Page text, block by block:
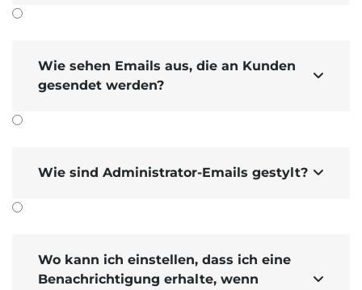
Wie sehen Emails aus, die an Kunden
gesendet werden?

Wie sind Administrator-Emails gestylt? 
Wo kann ich einstellen, dass ich eine
Benachrichtigung erhalte, wenn
